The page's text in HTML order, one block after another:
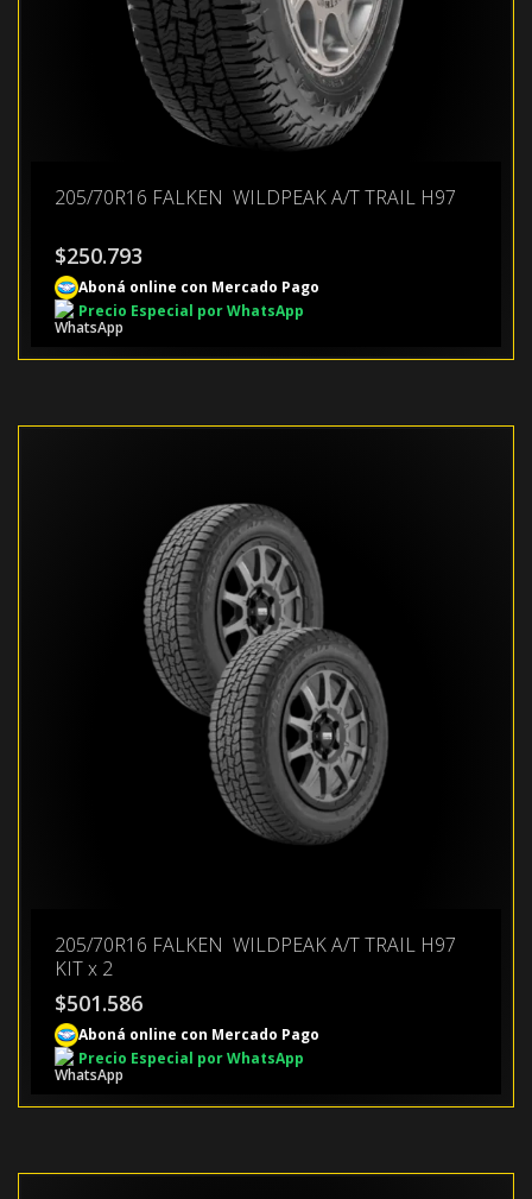
205/70R16 FALKEN WILDPEAK A/T TRAIL H97
$250.793
Aboná online con Mercado Pago
Precio Especial por WhatsApp
205/70R16 FALKEN WILDPEAK A/T TRAIL H97
KIT x 2
$501.586
Aboná online con Mercado Pago
Precio Especial por WhatsApp